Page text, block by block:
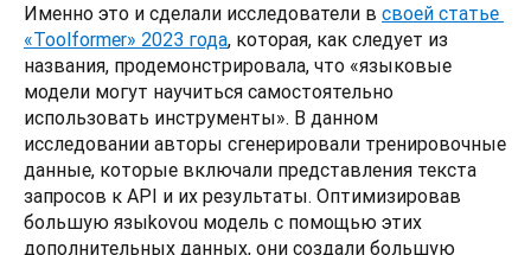
Именно это и сделали исследователи в своей статье
«Toolformer» 2023 года, которая, как следует из
названия, продемонстрировала, что «языковые
модели могут научиться самостоятельно
использовать инструменты». В данном
исследовании авторы сгенерировали тренировочные
данные, которые включали представления текста
запросов к API и их результаты. Оптимизировав
большую языkovou модель с помощью этих
дополнительных данных, они создали большую